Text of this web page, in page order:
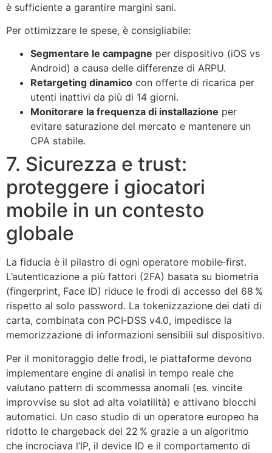
è sufficiente a garantire margini sani.
Per ottimizzare le spese, è consigliabile:
Segmentare le campagne per dispositivo (iOS vs
Android) a causa delle differenze di ARPU.
Retargeting dinamico con offerte di ricarica per
utenti inattivi da più di 14 giorni.
Monitorare la frequenza di installazione per
evitare saturazione del mercato e mantenere un
CPA stabile.
7. Sicurezza e trust:
proteggere i giocatori
mobile in un contesto
globale
La fiducia è il pilastro di ogni operatore mobile‑first.
L’autenticazione a più fattori (2FA) basata su biometria
(fingerprint, Face ID) riduce le frodi di accesso del 68 %
rispetto al solo password. La tokenizzazione dei dati di
carta, combinata con PCI‑DSS v4.0, impedisce la
memorizzazione di informazioni sensibili sul dispositivo.
Per il monitoraggio delle frodi, le piattaforme devono
implementare engine di analisi in tempo reale che
valutano pattern di scommessa anomali (es. vincite
improvvise su slot ad alta volatilità) e attivano blocchi
automatici. Un caso studio di un operatore europeo ha
ridotto le chargeback del 22 % grazie a un algoritmo
che incrociava l’IP, il device ID e il comportamento di